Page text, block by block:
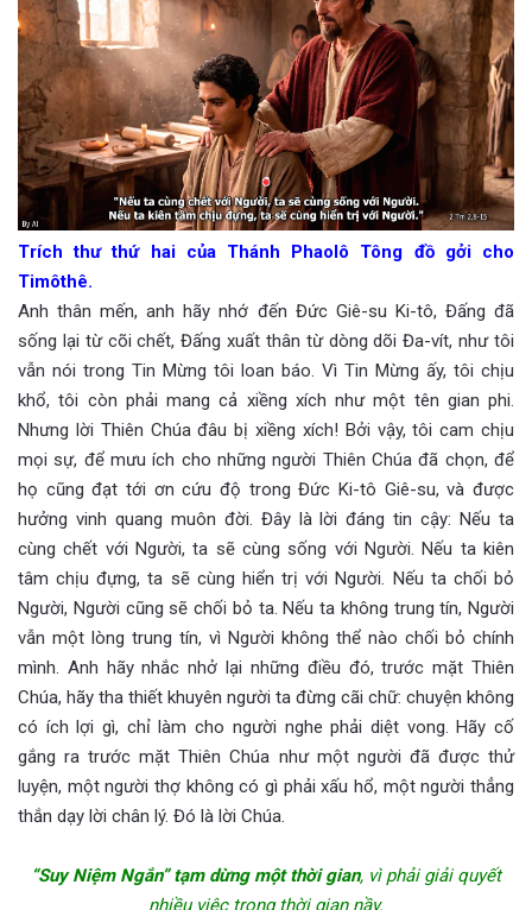
Trích thư thứ hai của Thánh Phaolô Tông đồ gởi cho
Timôthê.
Anh thân mến, anh hãy nhớ đến Đức Giê-su Ki-tô, Đấng đã
sống lại từ cõi chết, Đấng xuất thân từ dòng dõi Đa-vít, như tôi
vẫn nói trong Tin Mừng tôi loan báo. Vì Tin Mừng ấy, tôi chịu
khổ, tôi còn phải mang cả xiềng xích như một tên gian phi.
Nhưng lời Thiên Chúa đâu bị xiềng xích! Bởi vậy, tôi cam chịu
mọi sự, để mưu ích cho những người Thiên Chúa đã chọn, để
họ cũng đạt tới ơn cứu độ trong Đức Ki-tô Giê-su, và được
hưởng vinh quang muôn đời. Đây là lời đáng tin cậy: Nếu ta
cùng chết với Người, ta sẽ cùng sống với Người. Nếu ta kiên
tâm chịu đựng, ta sẽ cùng hiển trị với Người. Nếu ta chối bỏ
Người, Người cũng sẽ chối bỏ ta. Nếu ta không trung tín, Người
vẫn một lòng trung tín, vì Người không thể nào chối bỏ chính
mình. Anh hãy nhắc nhở lại những điều đó, trước mặt Thiên
Chúa, hãy tha thiết khuyên người ta đừng cãi chữ: chuyện không
có ích lợi gì, chỉ làm cho người nghe phải diệt vong. Hãy cố
gắng ra trước mặt Thiên Chúa như một người đã được thử
luyện, một người thợ không có gì phải xấu hổ, một người thẳng
thắn dạy lời chân lý. Đó là lời Chúa.
“Suy Niệm Ngắn” tạm dừng một thời gian, vì phải giải quyết